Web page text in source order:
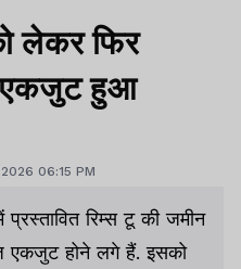
लेकर फिर
एकजुट हुआ
2026 06:15 PM
रिम्स टू की जमीन
एकजुट होने लगे हैं. इसको